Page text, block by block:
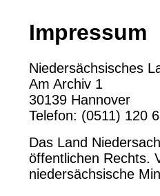
Impressum
Niedersächsisches
Am Archiv 1
30139 Hannover
Telefon: (0511) 120
Das Land
öffentlichen Rechts.
niedersächsische